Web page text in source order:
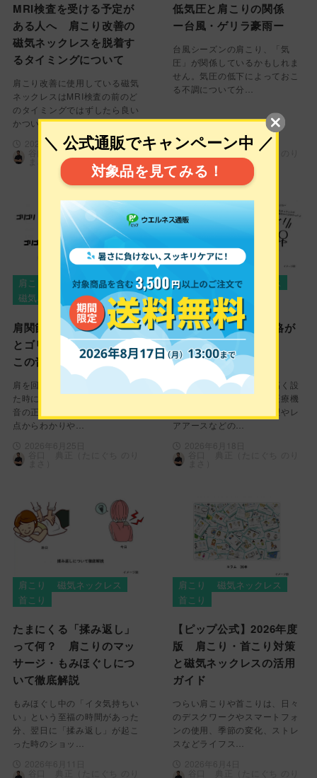
MRI検査を受ける予定が
ある人へ 肩こり改善の
磁気ネックレスを脱着す
るタイミングについて
肩こり改善に使用している磁気
ネックレスはMRI検査の前のど
のタイミングではずしたら良い
かついてわかりや…
2026年7月9日
谷口 典正（たにぐち のり
低気圧と肩こりの関係
ー台風・ゲリラ豪雨ー
台風シーズンの肩こり、「気
圧」が関係しているかもしれま
せん。気圧の低下によっておこ
る不調について分…
2026年7月2日
谷口 典正（たにぐち のり
まさ）
肩こり
ゴリゴリ音
磁気ネックレス
肩関節や肩甲骨を動かす
とゴリゴリ音がする！
この音は何かのサイン？
肩を回した時や肩甲骨を動かし
た時に鳴る「ゴリゴリ」という
音の正体を解剖学や運動学の視
点からわかりや…
肩こり
磁気ネックレス
首こり
磁気ネックレスの価格が
高いのには理由があ
る！？徹底解説
磁気ネックレスの価格が高く設
定されている背景を管理医療機
器としての厳格な品質管理やレ
アアースなどの…
肩こり
磁気ネックレス
首こり
たまにくる「揉み返し」
って何？ 肩こりのマッ
サージ・もみほぐしにつ
いて徹底解説
もみほぐし中の「イタ気持ちい
い」という至福の時間があった
分、翌日に「揉み返し」が起こ
った時のショッ…
肩こり
磁気ネックレス
首こり
【ピップ公式】2026年度
版 肩こり・首こり対策
と磁気ネックレスの活用
ガイド
つらい肩こりや首こりは、日々
のデスクワークやスマートフォ
ンの使用、季節の変化、ストレ
スなどライフス…